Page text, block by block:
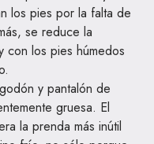
los pies por la falta de
se reduce la
con los pies húmedos
y pantalón de
gruesa. El
la prenda más inútil